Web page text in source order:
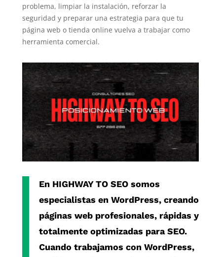
problema, limpiar la instalación, reforzar la
seguridad y preparar una estrategia para que tu
página web o tienda online vuelva a trabajar como
herramienta comercial.
En HIGHWAY TO SEOsomos
especialistas en WordPress, creando
páginas web profesionales, rápidas y
totalmente optimizadas para SEO.
Cuando trabajamos con WordPress,